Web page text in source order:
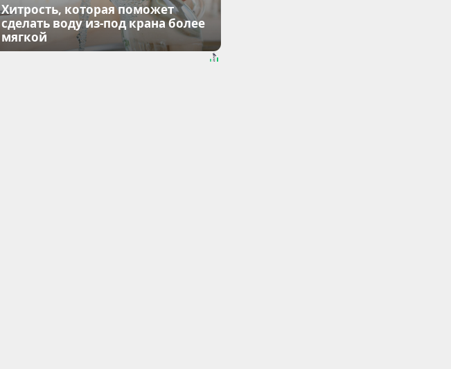
Хитрость, которая поможет
сделать воду из-под крана более
мягкой